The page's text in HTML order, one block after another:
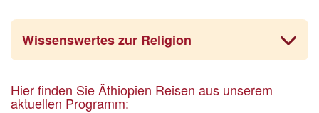
Wissenswertes zur Religion
Hier finden Sie Äthiopien Reisen aus unserem
aktuellen Programm: